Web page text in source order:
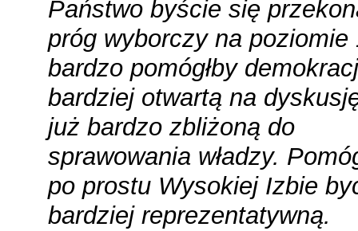
Państwo byście się
próg wyborczy na poziomie
bardzo pomógłby
bardziej otwartą na
już bardzo zbliżoną do
sprawowania władzy.
po prostu Wysokiej Izbie
bardziej reprezentatywną.